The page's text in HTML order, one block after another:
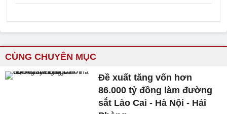
CÙNG CHUYÊN MỤC
Đề xuất tăng vốn hơn
86.000 tỷ đồng làm đường
sắt Lào Cai - Hà Nội - Hải